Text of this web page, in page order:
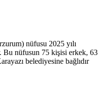
nüfusu 2025 yılı
nüfusun 75 kişisi erkek, 63
belediyesine bağlıdır